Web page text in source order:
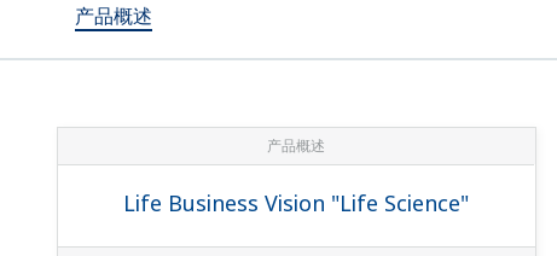
产品概述
产品概述
Life Business Vision "Life Science"